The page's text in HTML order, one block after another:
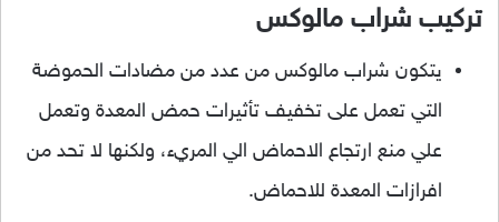
تركيب شراب مالوكس
يتكون شراب مالوكس من عدد من مضادات الحموضة
التي تعمل على تخفيف تأثيرات حمض المعدة وتعمل
علي منع ارتجاع الاحماض الي المريء، ولكنها لا تحد من
افرازات المعدة للاحماض.